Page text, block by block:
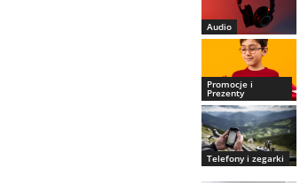
Audio
Promocje i
Prezenty
Telefony i zegarki